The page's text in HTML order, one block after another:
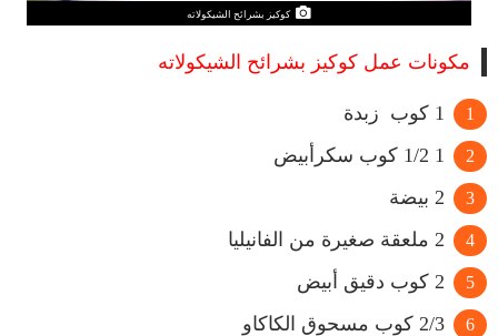
كوكيز بشرائح الشيكولاته
مكونات عمل كوكيز بشرائح الشيكولاته
1 كوب زبدة
1 1/2 كوب سكرأبيض
2 بيضة
2 ملعقة صغيرة من الفانيليا
2 كوب دقيق أبيض
2/3 كوب مسحوق الكاكاو